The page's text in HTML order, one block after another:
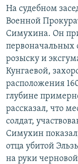
ПОДПИШИТЕСЬ
СОЦИАЛЬНЫЕ СЕТИ
Все сайты
На судебном
Военной
Симухина. Он
первоначальных
розыску и
Кунгаевой,
расположения
глубине
рассказал, что
солдат,
Симухин
отца убитой
на руки